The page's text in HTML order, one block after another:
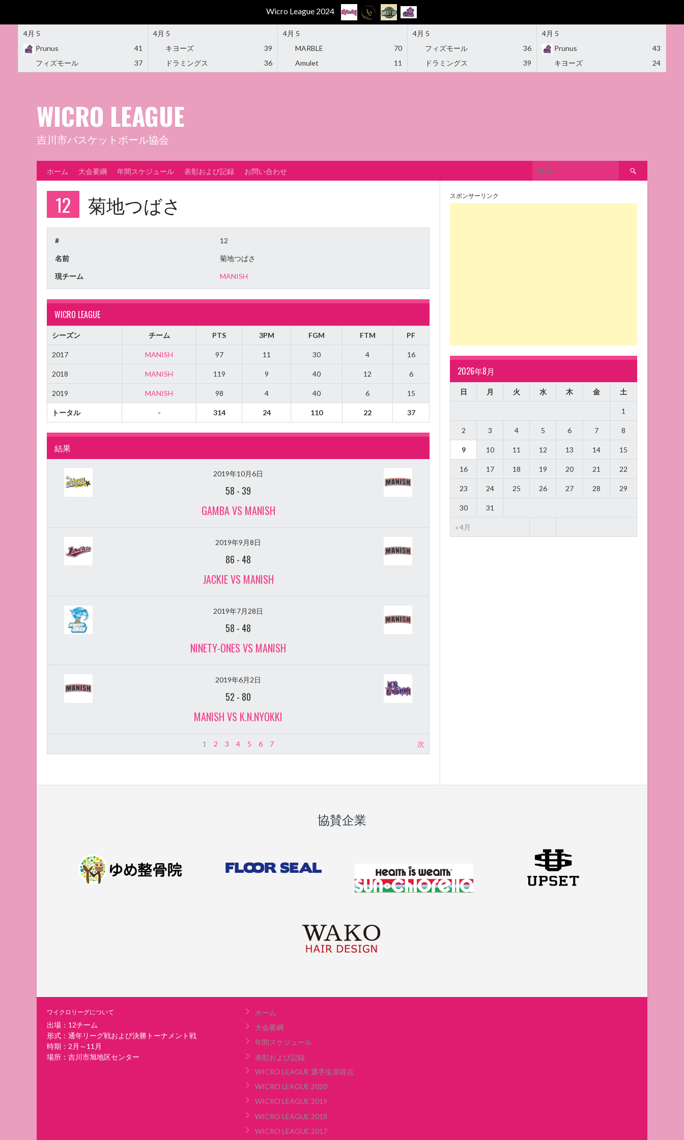
Wicro League 2024
4月 5
Prunus
41
フィズモール
37
4月 5
キヨーズ
39
ドラミングス
36
4月 5
MARBLE
70
Amulet
11
4月 5
フィズモール
36
ドラミングス
39
4月 5
Prunus
43
キヨーズ
24
WICRO LEAGUE
吉川市バスケットボール協会
ホーム 大会要綱 年間スケジュール 表彰および記録 お問い合わせ
索:
12 菊地つばさ
# 12
名前 菊地つばさ
現チーム MANISH
WICRO LEAGUE
シーズン チーム PTS 3PM FGM FTM PF
2017 MANISH 97 11 30 4 16
2018 MANISH 119 9 40 12 6
2019 MANISH 98 4 40 6 15
トータル - 314 24 110 22 37
結果
2019年10月6日
58 - 39
GAMBA VS MANISH
2019年9月8日
86 - 48
JACKIE VS MANISH
2019年7月28日
58 - 48
NINETY-ONES VS MANISH
2019年6月2日
52 - 80
MANISH VS K.N.NYOKKI
1 2 3 4 5 6 7 次
スポンサーリンク
2026年8月
日 月 火 水 木 金 土
« 4月
1
2 3 4 5 6 7 8
9 10 11 12 13 14 15
16 17 18 19 20 21 22
23 24 25 26 27 28 29
30 31
協賛企業
ワイクロリーグについて
出場：12チーム
形式：通年リーグ戦および決勝トーナメント戦
時期：2月～11月
場所：吉川市旭地区センター
ホーム
大会要綱
年間スケジュール
表彰および記録
WICRO LEAGUE 選手生涯得点
WICRO LEAGUE 2020
WICRO LEAGUE 2019
WICRO LEAGUE 2018
WICRO LEAGUE 2017